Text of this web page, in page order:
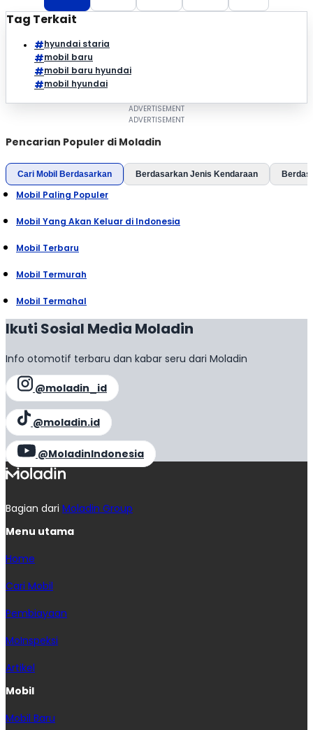
Tag Terkait
hyundai staria
mobil baru
mobil baru hyundai
mobil hyundai
Pencarian Populer di Moladin
Cari Mobil Berdasarkan Berdasarkan Jenis Kendaraan
Mobil Paling Populer
Mobil Yang Akan Keluar di Indonesia
Mobil Terbaru
Mobil Termurah
Mobil Termahal
Ikuti Sosial Media Moladin
Info otomotif terbaru dan kabar seru dari Moladin
@moladin_id
@moladin.id
@MoladinIndonesia
Bagian dari Moladin Group
Menu utama
Home
Cari Mobil
Pembiayaan
MoInspeksi
Artikel
Mobil
Mobil Baru